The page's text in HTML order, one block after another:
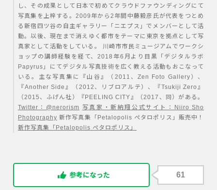
し、その成果として日本で初めてクラウドファウンディングにて
写真集を上梓する。2009年から2年間中藤毅彦氏が代表をつとめ
る新宿四ツ谷の自主ギャラリー「ニエプス」でメンバーとして活
動。以後、現在まで消えゆく都市をテーマに東京を拠点として写
真家として活動をしている。 川崎市市民ミュージアムでワークシ
ョップの講師経験を経て、2018年6月より目黒「デジタルラボ
Papyrus」にてデジタル写真技術を広く教える活動もおこなって
いる。主な写真集に『山谷』（2011、Zen Foto Gallery）、
『Another Side』（2012、リブロアルテ）、『Tsukiji Zero』
（2015、ふげん社）『PEELING CITY』（2017、同）がある。
Twitter：@nerorism 写真家・新納翔公式サイト：Niiro Sho
Photography 新作写真集「Petalopolis ぺタロポリス」販売中！
新作写真集「Petalopolis ぺタロポリス」
参考になった 61